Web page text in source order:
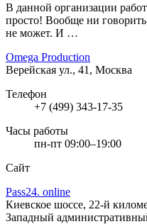
В данной организации
просто! Вообще ни
не может. И …
Omega Production
Верейская ул., 41, Москва
Телефон
+7 (499) 343-17-35
Часы работы
пн-пт 09:00–19:00
Сайт
Pass24. online
Киевское шоссе, 22-й
Западный